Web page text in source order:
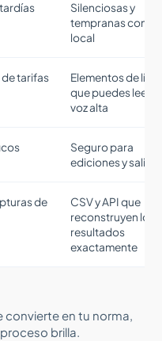
Silenciosas y
tempranas con
local
tarifas
Elementos de
que puedes leer
voz alta
Seguro para
ediciones y
de
CSV y API que
reconstruyen los
resultados
exactamente
convierte en tu norma,
brilla.